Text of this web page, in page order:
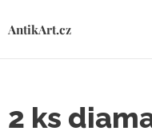
AntikArt.cz
2 ks